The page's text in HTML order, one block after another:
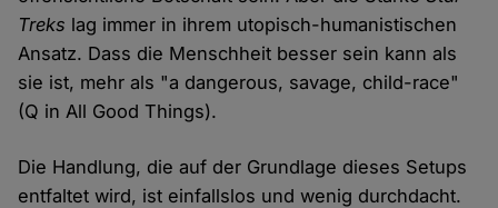
Treks lag immer in ihrem utopisch-humanistischen
Ansatz. Dass die Menschheit besser sein kann als
sie ist, mehr als "a dangerous, savage, child-race"
(Q in All Good Things).
Die Handlung, die auf der Grundlage dieses Setups
entfaltet wird, ist einfallslos und wenig durchdacht.